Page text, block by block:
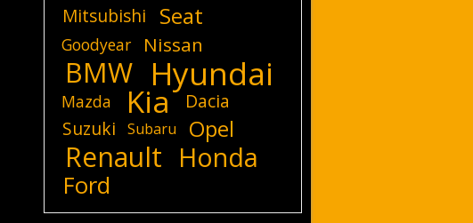
Mitsubishi Seat
Goodyear Nissan
BMW Hyundai
Mazda Kia
Dacia
Suzuki
Subaru Opel
Renault Honda
Ford